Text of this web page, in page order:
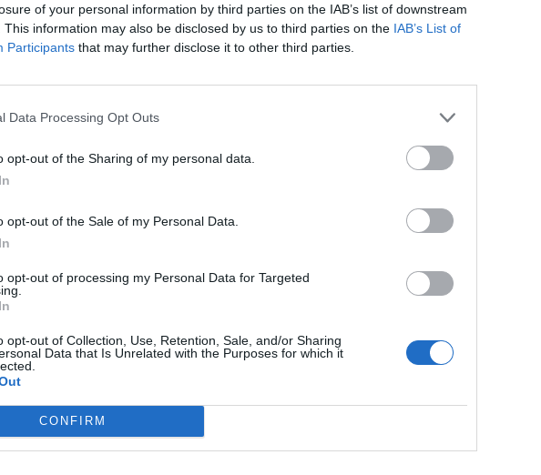
of your personal information by third parties on the IAB’s list of downstream
This information may also be disclosed by us to third parties on the IAB’s List of
Participants that may further disclose it to other third parties.
Data Processing Opt Outs
opt-out of the Sharing of my personal data.
opt-out of the Sale of my Personal Data.
opt-out of processing my Personal Data for Targeted
opt-out of Collection, Use, Retention, Sale, and/or Sharing
Data that Is Unrelated with the Purposes for which it
CONFIRM
κίνηση έως το
στη Μυτιλήνη
Στάδιο
για την ενίσχυση του
Μπινταγιάλα
την
τη Δευτέρα 10
Επιλογές των
Η επόμενη μέρα
της Μυτιλήνης μετά
κατάργηση των
ΑΓΡΟΤΕΣ
Έτσι χάθηκε το ένα
των αγροτικών
του Βορείου Αιγαίου